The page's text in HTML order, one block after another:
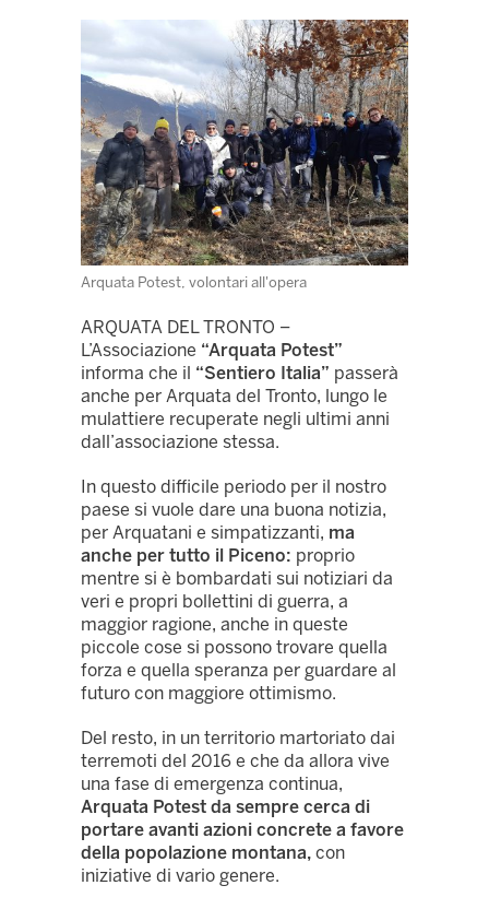
Arquata Potest, volontari all'opera
ARQUATA DEL TRONTO –
L’Associazione “Arquata Potest”
informa che il “Sentiero Italia” passerà
anche per Arquata del Tronto, lungo le
mulattiere recuperate negli ultimi anni
dall’associazione stessa.
In questo difficile periodo per il nostro
paese si vuole dare una buona notizia,
per Arquatani e simpatizzanti, ma
anche per tutto il Piceno: proprio
mentre si è bombardati sui notiziari da
veri e propri bollettini di guerra, a
maggior ragione, anche in queste
piccole cose si possono trovare quella
forza e quella speranza per guardare al
futuro con maggiore ottimismo.
Del resto, in un territorio martoriato dai
terremoti del 2016 e che da allora vive
una fase di emergenza continua,
Arquata Potest da sempre cerca di
portare avanti azioni concrete a favore
della popolazione montana, con
iniziative di vario genere.